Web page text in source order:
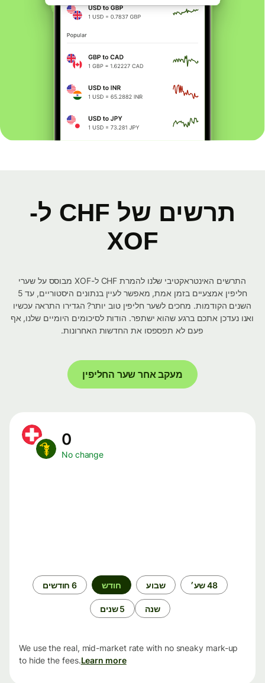
תרשים של CHF ל-
XOF
התרשים האינטראקטיבי שלנו להמרת CHF ל-XOF מבוסס על שערי
חליפין אמצעיים בזמן אמת, מאפשר לעיין בנתונים היסטוריים, עד 5
השנים הקודמות. מחכים לשער חליפין טוב יותר? הגדירו התראה עכשיו
ואנו נעדכן אתכם ברגע שהוא ישתפר. הודות לסיכומים היומיים שלנו, אף
פעם לא תפספסו את החדשות האחרונות.
מעקב אחר שער החליפין
No change
48 שע׳ שבוע חודש 6 חודשים
שנה 5 שנים
We use the real, mid-market rate with no sneaky mark-up
to hide the fees.Learn more